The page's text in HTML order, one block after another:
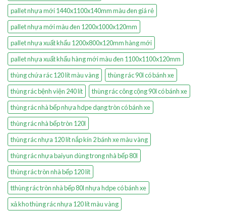
pallet nhựa mới 1440x1100x140mm màu đen giá rẻ
pallet nhựa mới màu đen 1200x1000x120mm
pallet nhựa xuất khẩu 1200x800x120mm hàng mới
pallet nhựa xuất khẩu hàng mới màu đen 1100x1100x120mm
thùng chứa rác 120 lít màu vàng
thùng rác 90l có bánh xe
thùng rác bệnh viện 240 lít
thùng rác công cộng 90l có bánh xe
thùng rác nhà bếp nhựa hdpe dạng tròn có bánh xe
thùng rác nhà bếp tròn 120l
thùng rác nhựa 120 lít nắp kín 2 bánh xe màu vàng
thùng rác nhựa baiyun dùng trong nhà bếp 80l
thùng rác tròn nhà bếp 120 lít
tthùng rác tròn nhà bếp 80l nhựa hdpe có bánh xe
xả kho thùng rác nhựa 120 lít màu vàng